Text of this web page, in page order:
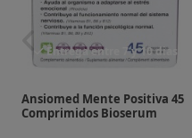
Entrega entre 7 y 10 dias
Ansiomed Mente Positiva 45
Comprimidos Bioserum